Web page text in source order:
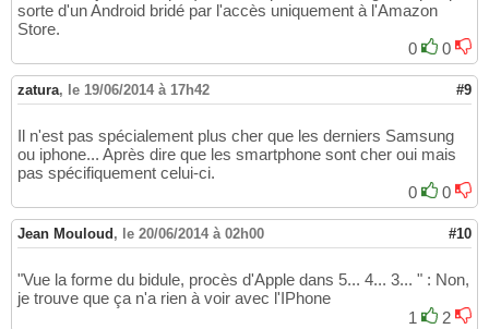
sorte d'un Android bridé par l'accès uniquement à l'Amazon
Store.
0
0
zatura, le 19/06/2014 à 17h42 #9
Il n'est pas spécialement plus cher que les derniers Samsung
ou iphone... Après dire que les smartphone sont cher oui mais
pas spécifiquement celui-ci.
0
0
Jean Mouloud , le 20/06/2014 à 02h00 #10
"Vue la forme du bidule, procès d'Apple dans 5... 4... 3... " : Non,
je trouve que ça n'a rien à voir avec l'IPhone
1
2